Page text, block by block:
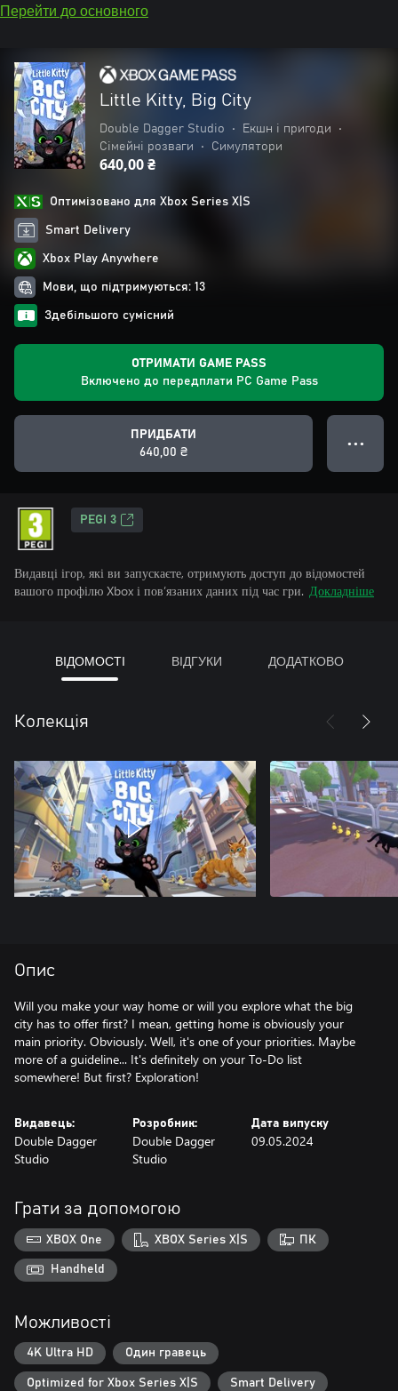
Перейти до основного
Little Kitty, Big City
Double Dagger Studio • Екшн і пригоди
•
Сімейні розваги
• Симулятори
640,00 ₴
Оптимізовано для Xbox Series X|S
Smart Delivery
Xbox Play Anywhere
Мови, що підтримуються: 13
Здебільшого сумісний
ОТРИМАТИ GAME PASS
Включено до передплати PC Game Pass
ПРИДБАТИ
640,00 ₴
● ● ●
PEGI 3
Видавці ігор, які ви запускаєте, отримують доступ до відомостей
вашого профілю Xbox і пов’язаних даних під час гри. Докладніше
ВІДОМОСТІ ВІДГУКИ ДОДАТКОВО
Колекція
Опис
Will you make your way home or will you explore what the big
city has to offer first? I mean, getting home is obviously your
main priority. Obviously. Well, it's one of your priorities. Maybe
more of a guideline... It's definitely on your To-Do list
somewhere! But first? Exploration!
Видавець:
Double Dagger
Studio
Розробник:
Double Dagger
Studio
Дата випуску
09.05.2024
Грати за допомогою
XBOX One XBOX Series X|S ПК
Handheld
Можливості
4K Ultra HD Один гравець
Optimized for Xbox Series X|S Smart Delivery